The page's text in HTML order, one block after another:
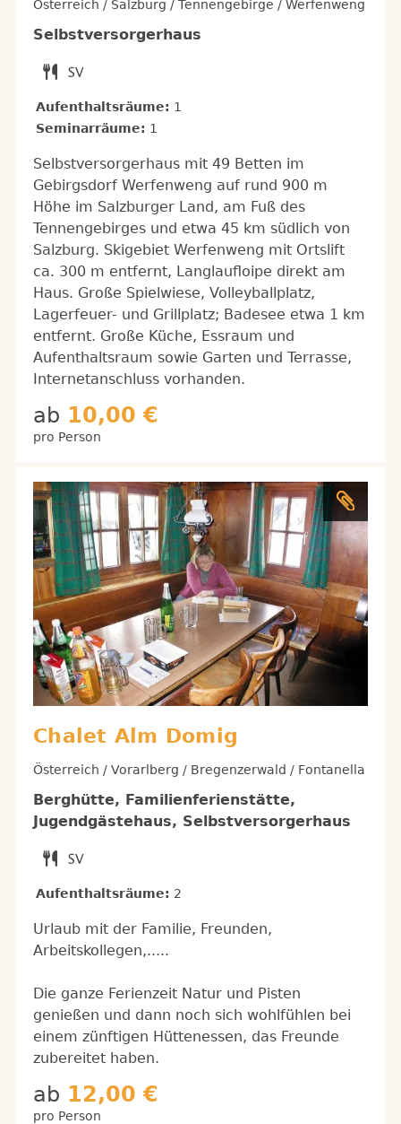
Österreich / Salzburg / Tennengebirge / Werfenweng
Selbstversorgerhaus
Aufenthaltsräume: 1
Seminarräume: 1
Selbstversorgerhaus mit 49 Betten im
Gebirgsdorf Werfenweng auf rund 900 m
Höhe im Salzburger Land, am Fuß des
Tennengebirges und etwa 45 km südlich von
Salzburg. Skigebiet Werfenweng mit Ortslift
ca. 300 m entfernt, Langlaufloipe direkt am
Haus. Große Spielwiese, Volleyballplatz,
Lagerfeuer- und Grillplatz; Badesee etwa 1 km
entfernt. Große Küche, Essraum und
Aufenthaltsraum sowie Garten und Terrasse,
Internetanschluss vorhanden.
ab 10,00 €
pro Person
Chalet Alm Domig
Österreich / Vorarlberg / Bregenzerwald / Fontanella
Berghütte, Familienferienstätte,
Jugendgästehaus, Selbstversorgerhaus
Aufenthaltsräume: 2
Urlaub mit der Familie, Freunden,
Arbeitskollegen,.....
Die ganze Ferienzeit Natur und Pisten
genießen und dann noch sich wohlfühlen bei
einem zünftigen Hüttenessen, das Freunde
zubereitet haben.
ab 12,00 €
pro Person